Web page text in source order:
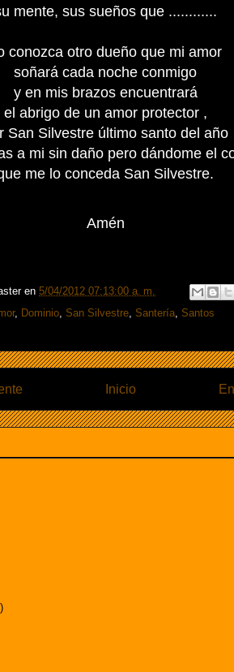
mente, sus sueños que ............
conozca otro dueño que mi amor
soñará cada noche conmigo
y en mis brazos encuentrará
el abrigo de un amor protector ,
San Silvestre último santo del año
a mi sin daño pero dándome el
me lo conceda San Silvestre.
Amén
en 5/04/2012 07:13:00 a. m.
, Dominio, San Silvestre, Santería, Santos
Inicio